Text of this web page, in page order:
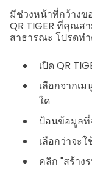
มีช่วงหน้าที่กว้างข
QR TIGER ที่คุณส
สาธารณะ โปรดท
เปิด QR
เลือกจากเ
ใด
ป้อนข้อมูลที่
เลือกว่าจะ
คลิก "สร้าง